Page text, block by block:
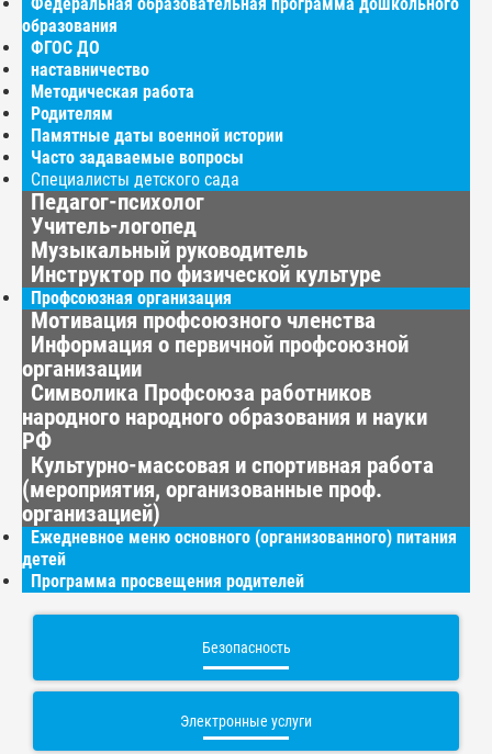
образования
ФГОС ДО
наставничество
Методическая работа
Родителям
Памятные даты военной истории
Часто задаваемые вопросы
Специалисты детского сада
Педагог-психолог
Учитель-логопед
Музыкальный руководитель
Инструктор по физической культуре
Профсоюзная организация
Мотивация профсоюзного членства
Информация о первичной профсоюзной
организации
Символика Профсоюза работников
народного народного образования и науки
РФ
Культурно-массовая и спортивная работа
(мероприятия, организованные проф.
организацией)
Ежедневное меню основного (организованного) питания
детей
Программа просвещения родителей
Безопасность
Электронные услуги